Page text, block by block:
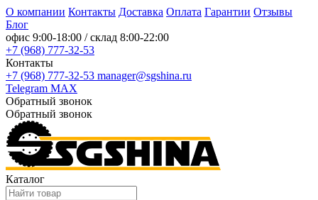
О компании Контакты Доставка Оплата Гарантии Отзывы
Блог
офис 9:00-18:00 / склад 8:00-22:00
+7 (968) 777-32-53
Контакты
+7 (968) 777-32-53 manager@sgshina.ru
Telegram MAX
Обратный звонок
Обратный звонок
Каталог